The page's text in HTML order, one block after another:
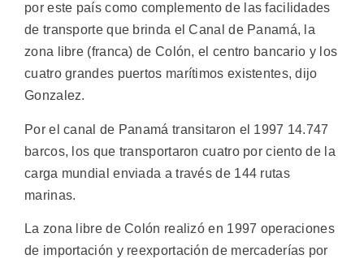
por este país como complemento de las facilidades
de transporte que brinda el Canal de Panamá, la
zona libre (franca) de Colón, el centro bancario y los
cuatro grandes puertos marítimos existentes, dijo
Gonzalez.
Por el canal de Panamá transitaron el 1997 14.747
barcos, los que transportaron cuatro por ciento de la
carga mundial enviada a través de 144 rutas
marinas.
La zona libre de Colón realizó en 1997 operaciones
de importación y reexportación de mercaderías por